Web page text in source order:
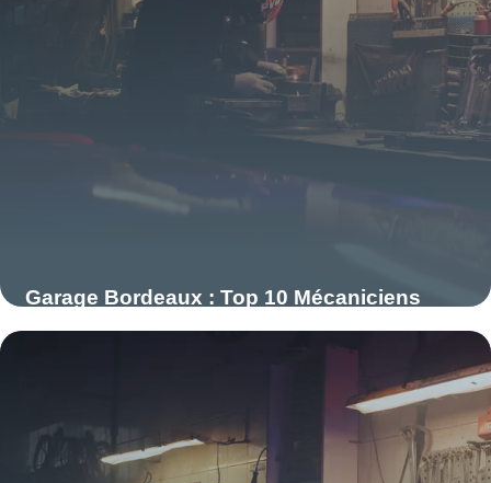
Garage Bordeaux : Top 10 Mécaniciens
2026